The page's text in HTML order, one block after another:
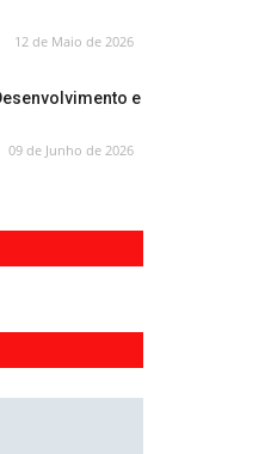
12 de Maio de 2026
e
09 de Junho de 2026